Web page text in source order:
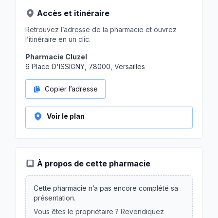
Accès et itinéraire
Retrouvez l’adresse de la pharmacie et ouvrez
l’itinéraire en un clic.
Pharmacie Cluzel
6 Place D'ISSIGNY, 78000, Versailles
Copier l’adresse
Voir le plan
À propos de cette pharmacie
Cette pharmacie n’a pas encore complété sa
présentation.
Vous êtes le propriétaire ? Revendiquez